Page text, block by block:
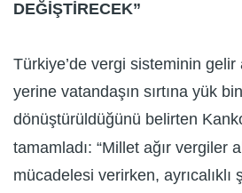
DEĞİŞTİRECEK”
Türkiye’de vergi sisteminin
yerine vatandaşın sırtına yük
dönüştürüldüğünü belirten
tamamladı: “Millet ağır vergiler
mücadelesi verirken,